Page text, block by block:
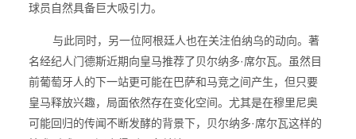
球员自然具备巨大吸引力。
与此同时，另一位阿根廷人也在关注伯纳乌的动向。著
名经纪人门德斯近期向皇马推荐了贝尔纳多·席尔瓦。虽然目
前葡萄牙人的下一站更可能在巴萨和马竞之间产生，但只要
皇马释放兴趣，局面依然存在变化空间。尤其是在穆里尼奥
可能回归的传闻不断发酵的背景下，贝尔纳多·席尔瓦这样的